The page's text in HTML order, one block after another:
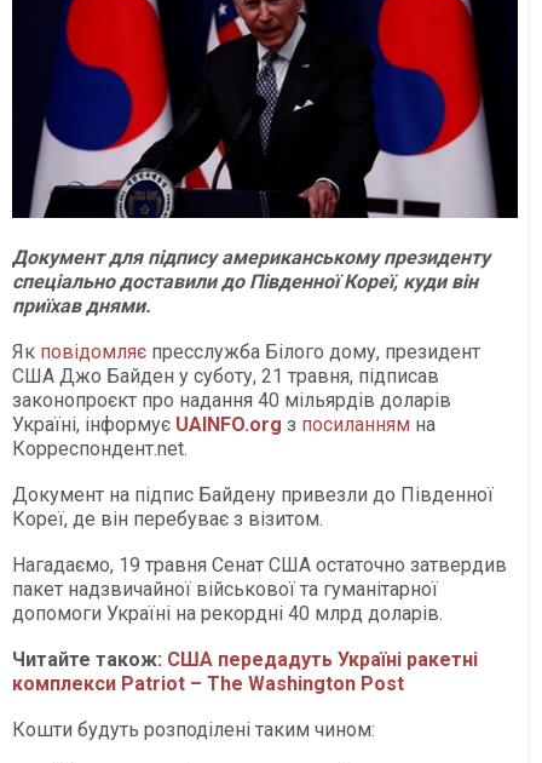
Документ для підпису американському президенту
спеціально доставили до Південної Кореї, куди він
приїхав днями.
Як повідомляє пресслужба Білого дому, президент
США Джо Байден у суботу, 21 травня, підписав
законопроєкт про надання 40 мільярдів доларів
Україні, інформує UAINFO.org з посиланням на
Корреспондент.net.
Документ на підпис Байдену привезли до Південної
Кореї, де він перебуває з візитом.
Нагадаємо, 19 травня Сенат США остаточно затвердив
пакет надзвичайної військової та гуманітарної
допомоги Україні на рекордні 40 млрд доларів.
Читайте також: США передадуть Україні ракетні
комплекси Patriot – The Washington Post
Кошти будуть розподілені таким чином: